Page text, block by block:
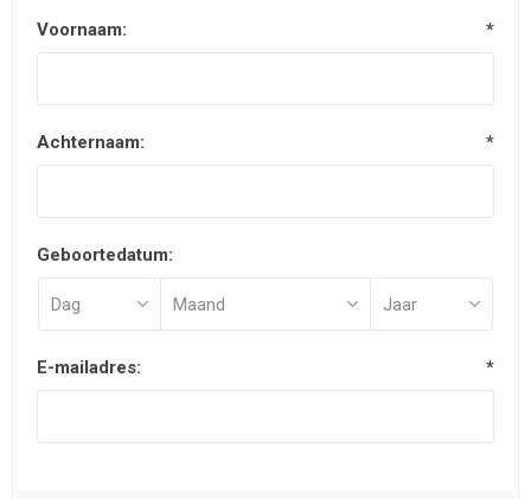
Voornaam: *
Achternaam: *
Geboortedatum:
E-mailadres: *